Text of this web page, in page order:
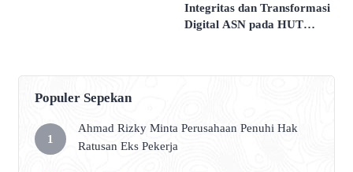
Integritas dan Transformasi
Digital ASN pada HUT
Populer Sepekan
Ahmad Rizky Minta Perusahaan Penuhi Hak
Ratusan Eks Pekerja